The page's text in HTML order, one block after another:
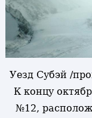
Уезд Субэй /
К концу
№12,